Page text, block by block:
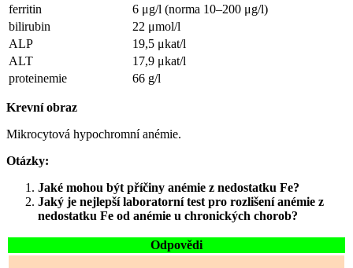
ferritin
6 μg/l (norma 10–200 μg/l)
bilirubin
22 μmol/l
ALP
19,5 μkat/l
ALT
17,9 μkat/l
proteinemie
66 g/l
Krevní obraz
Mikrocytová hypochromní anémie.
Otázky:
Jaké mohou být příčiny anémie z nedostatku Fe?
Jaký je nejlepší laboratorní test pro rozlišení anémie z
nedostatku Fe od anémie u chronických chorob?
Odpovědi